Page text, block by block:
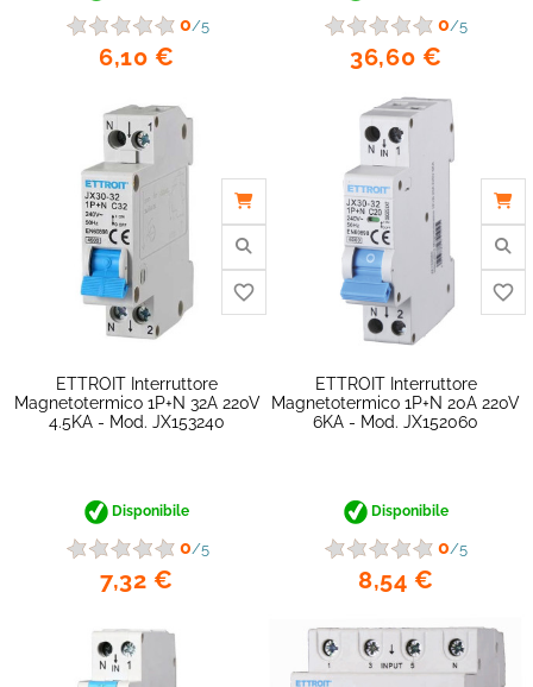
0/5
6,10 €
0/5
36,60 €
ETTROIT Interruttore
Magnetotermico 1P+N 32A 220V
4.5KA - Mod. JX153240
Disponibile
0/5
7,32 €
ETTROIT Interruttore
Magnetotermico 1P+N 20A 220V
6KA - Mod. JX152060
Disponibile
0/5
8,54 €